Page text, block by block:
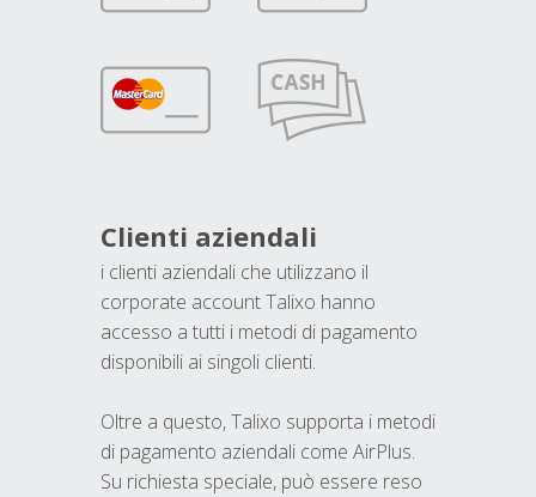
Clienti aziendali
i clienti aziendali che utilizzano il
corporate account Talixo hanno
accesso a tutti i metodi di pagamento
disponibili ai singoli clienti.
Oltre a questo, Talixo supporta i metodi
di pagamento aziendali come AirPlus.
Su richiesta speciale, può essere reso